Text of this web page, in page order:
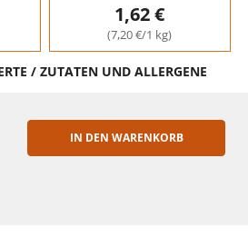
1,62 €
(7,20 €/1 kg)
/ ZUTATEN UND ALLERGENE
IN DEN WARENKORB